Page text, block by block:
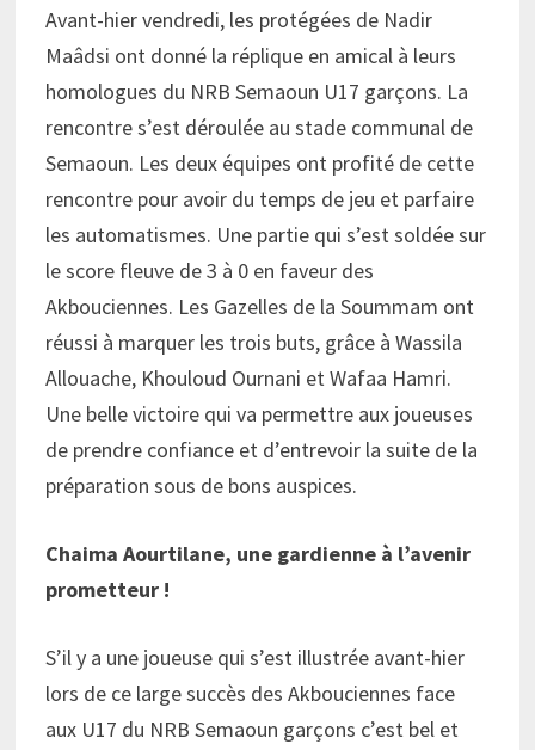
Avant-hier vendredi, les protégées de Nadir
Maâdsi ont donné la réplique en amical à leurs
homologues du NRB Semaoun U17 garçons. La
rencontre s’est déroulée au stade communal de
Semaoun. Les deux équipes ont profité de cette
rencontre pour avoir du temps de jeu et parfaire
les automatismes. Une partie qui s’est soldée sur
le score fleuve de 3 à 0 en faveur des
Akbouciennes. Les Gazelles de la Soummam ont
réussi à marquer les trois buts, grâce à Wassila
Allouache, Khouloud Ournani et Wafaa Hamri.
Une belle victoire qui va permettre aux joueuses
de prendre confiance et d’entrevoir la suite de la
préparation sous de bons auspices.
Chaima Aourtilane, une gardienne à l’avenir
prometteur !
S’il y a une joueuse qui s’est illustrée avant-hier
lors de ce large succès des Akbouciennes face
aux U17 du NRB Semaoun garçons c’est bel et